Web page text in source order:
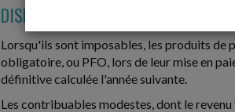
DISPENSE DE PFO SUR LES
Lorsqu'ils sont imposables, les produits de
obligatoire, ou PFO, lors de leur mise en
définitive calculée l'année suivante.
Les contribuables modestes, dont le